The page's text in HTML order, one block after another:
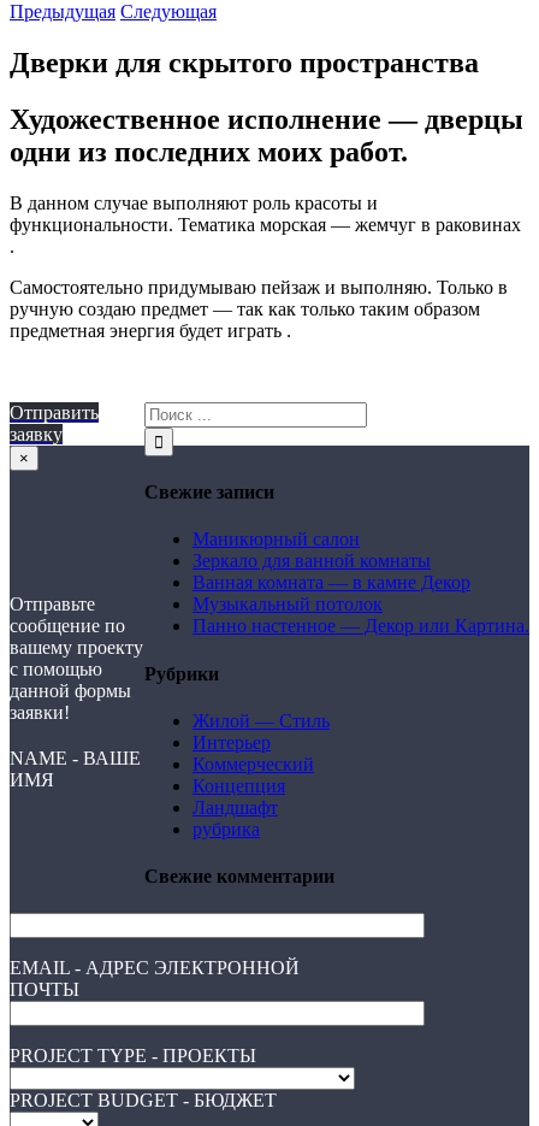
Предыдущая Следующая
Дверки для скрытого пространства
Художественное исполнение — дверцы
одни из последних моих работ.
В данном случае выполняют роль красоты и
функциональности. Тематика морская — жемчуг в раковинах
.
Самостоятельно придумываю пейзаж и выполняю. Только в
ручную создаю предмет — так как только таким образом
предметная энергия будет играть .
Свежие записи
Маникюрный салон
Зеркало для ванной комнаты
Ванная комната — в камне Декор
Музыкальный потолок
Панно настенное — Декор или Картина.
Рубрики
Жилой — Стиль
Интерьер
Коммерческий
Концепция
Ландшафт
рубрика
Свежие комментарии
Отправить
заявку
×
Отправьте
сообщение по
вашему проекту
с помощью
данной формы
заявки!
NAME - ВАШЕ
ИМЯ
EMAIL - АДРЕС ЭЛЕКТРОННОЙ
ПОЧТЫ
PROJECT TYPE - ПРОЕКТЫ
PROJECT BUDGET - БЮДЖЕТ